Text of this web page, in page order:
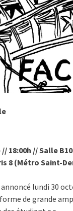
18:00h // Salle
8 (Métro Saint-
lundi 30
de grande